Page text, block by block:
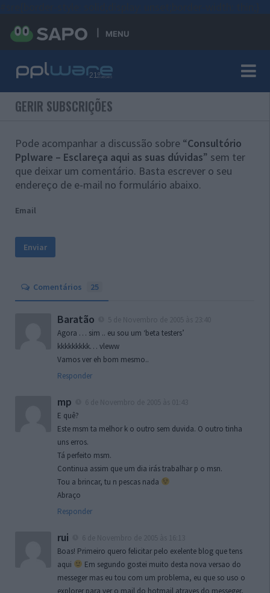
MENU
GERIR SUBSCRIÇÕES
Pode acompanhar a discussão sobre “Consultório
Pplware – Esclareça aqui as suas dúvidas” sem ter
que deixar um comentário. Basta escrever o seu
endereço de e-mail no formulário abaixo.
Email
Comentários 25
Baratão
Agora … sim .. eu sou um ‘beta testers’
kkkkkkkkk… vleww
Vamos ver eh bom mesmo..
Responder
mp
E quê?
Este msm ta melhor k o outro sem duvida. O outro tinha
uns erros.
Tá perfeito msm.
Continua assim que um dia irás trabalhar p o msn.
Tou a brincar, tu n pescas nada
Abraço
Responder
rui
Boas! Primeiro quero felicitar pelo exelente blog que tens
aqui
Em segundo gostei muito desta nova versao do
messeger mas eu tou com um problema, eu que so uso o
explorer para ver o mail do hotmail atraves do messeger,